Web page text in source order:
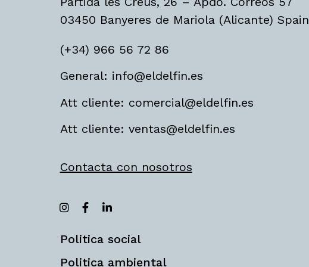
03450 Banyeres de Mariola (Alicante) Spain
(+34) 966 56 72 86
General: info@eldelfin.es
Att cliente: comercial@eldelfin.es
Att cliente: ventas@eldelfin.es
Contacta con nosotros
Politica social
Politica ambiental